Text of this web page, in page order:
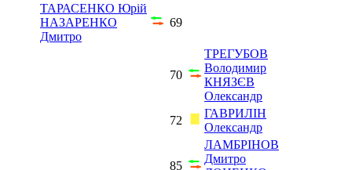
ТАРАСЕНКО Юрій
НАЗАРЕНКО
Дмитро
69
70
ТРЕГУБОВ
Володимир
КНЯЗЄВ
Олександр
72
ГАВРИЛІН
Олександр
85
ЛАМБРІНОВ
Дмитро